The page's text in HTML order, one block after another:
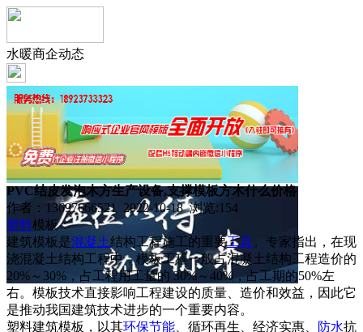
水暖商企动态
PVC结皮发泡木方生产设备,支撑模板方木什么价格
作者：13697666521 2022-10-18 浏览:154
塑料模板：
建筑模板是混凝土结构工程施工的重要工具。专家指出，在现
浇混凝土结构工程中，模板工程一般占混凝土结构工程造价的
20%～30%，占工程用工量的 30%～40%，占工期的50%左
右。模板技术直接影响工程建设的质量、造价和效益，因此它
是推动我国建筑技术进步的一个重要内容。
塑料建筑模板，以其环保节能 、循环再生、经济实惠、 防水抗